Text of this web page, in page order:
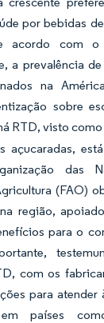
por bebidas
acordo com
a prevalência
na
sobre
RTD, visto
açucaradas,
das
(FAO)
região,
para o
com os
para atender
em países